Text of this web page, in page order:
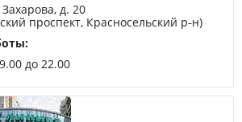
д. 20
проспект, Красносельский р‑н)
до 22.00